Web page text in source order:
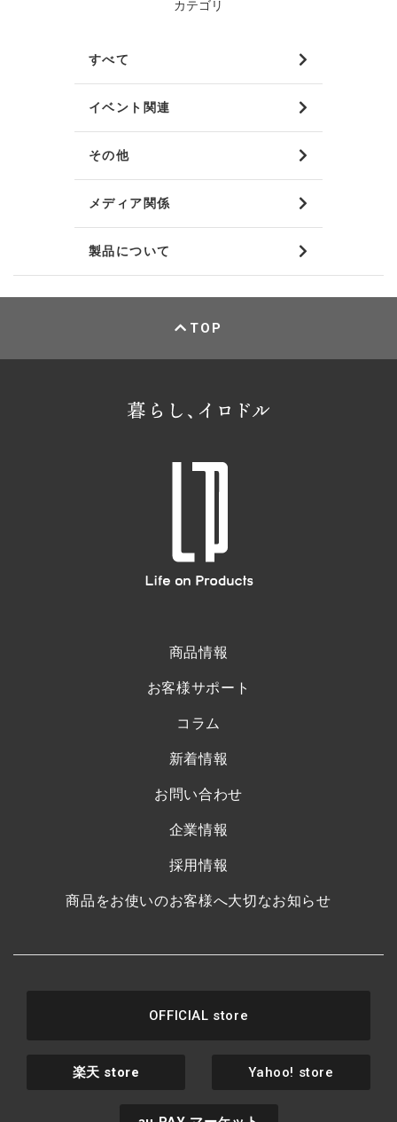
カテゴリ
すべて
イベント関連
その他
メディア関係
製品について
TOP
商品情報
お客様サポート
コラム
新着情報
お問い合わせ
企業情報
採用情報
商品をお使いのお客様へ大切なお知らせ
OFFICIAL store
楽天 store Yahoo! store